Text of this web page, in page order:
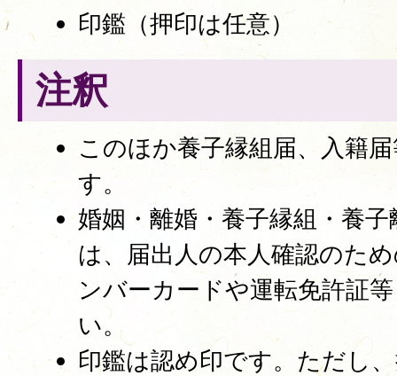
印鑑（押印は任意）
注釈
このほか養子縁組届、入籍
す。
婚姻・離婚・養子縁組・養
は、届出人の本人確認のた
ンバーカードや運転免許証
い。
印鑑は認め印です。ただし